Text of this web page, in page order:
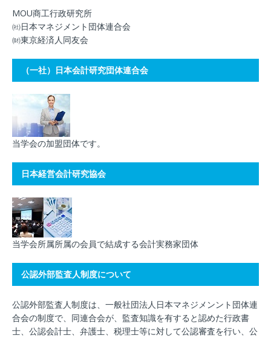
MOU商工行政研究所
㈳日本マネジメント団体連合会
㈶東京経済人同友会
（一社）日本会計研究団体連合会
当学会の加盟団体です。
日本経営会計研究協会
当学会所属所属の会員で結成する会計実務家団体
公認外部監査人制度について
公認外部監査人制度は、一般社団法人日本マネジメンント団体連
合会の制度で、同連合会が、監査知識を有すると認めた行政書
士、公認会計士、弁護士、税理士等に対して公認審査を行い、公